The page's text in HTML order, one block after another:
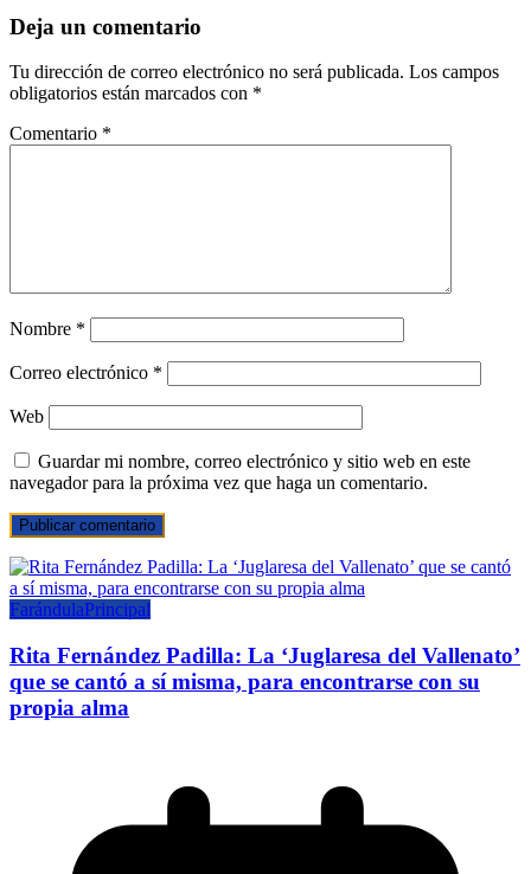
Deja un comentario
Tu dirección de correo electrónico no será publicada. Los campos
obligatorios están marcados con *
Comentario *
Nombre *
Correo electrónico *
Web
Guardar mi nombre, correo electrónico y sitio web en este
navegador para la próxima vez que haga un comentario.
FarándulaPrincipal
Rita Fernández Padilla: La ‘Juglaresa del Vallenato’
que se cantó a sí misma, para encontrarse con su
propia alma